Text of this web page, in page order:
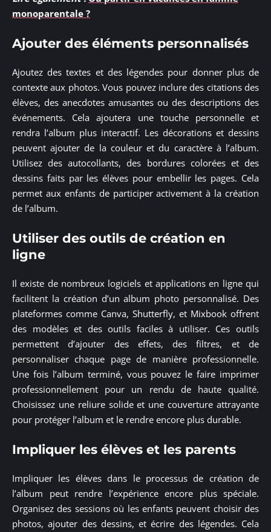
monoparentale ?
Ajouter des éléments personnalisés
Ajoutez des textes et des légendes pour donner plus de
contexte aux photos. Vous pouvez inclure des citations des
élèves, des anecdotes amusantes ou des descriptions des
événements. Cela ajoutera une touche personnelle et
rendra l’album plus interactif. Les décorations et dessins
peuvent ajouter de la couleur et du caractère à l’album.
Utilisez des autocollants, des bordures colorées et des
dessins faits par les élèves pour embellir les pages. Cela
permet aux enfants de participer activement à la création
de l’album.
Utiliser des outils de création en
ligne
Il existe de nombreux logiciels et applications en ligne qui
facilitent la création d’un album photo personnalisé. Des
plateformes comme Canva, Shutterfly, et Mixbook offrent
des modèles et des outils faciles à utiliser. Ces outils
permettent d’ajouter des effets, des filtres, et de
personnaliser chaque page de manière professionnelle.
Une fois l’album terminé, vous pouvez le faire imprimer
professionnellement pour un rendu de haute qualité.
Choisissez une reliure solide et une couverture attrayante
pour protéger l’album et le rendre encore plus durable.
Impliquer les élèves et les parents
Impliquer les élèves dans le processus de création de
l’album peut rendre l’expérience encore plus spéciale.
Organisez des sessions où les enfants peuvent choisir des
photos, ajouter des dessins, et écrire des légendes. Cela